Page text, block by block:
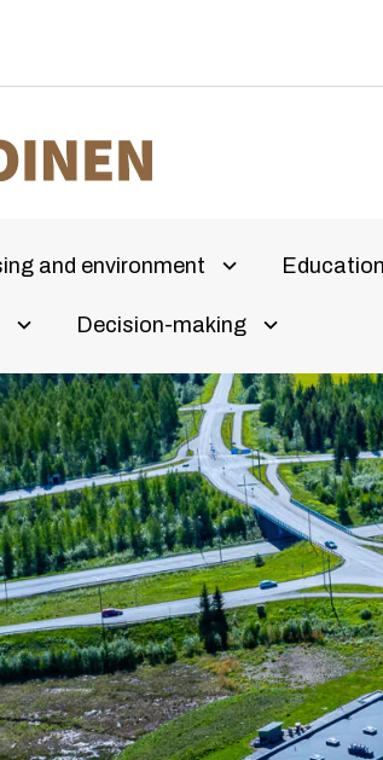
and environment Avaa alivalikko
Avaa alivalikko
Decision-making Avaa